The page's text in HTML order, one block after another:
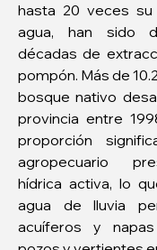
hasta 20 veces
agua, han sido
décadas de
pompón. Más de
bosque nativo
provincia entre
proporción
agropecuario
hídrica activa, lo
agua de lluvia
acuíferos y